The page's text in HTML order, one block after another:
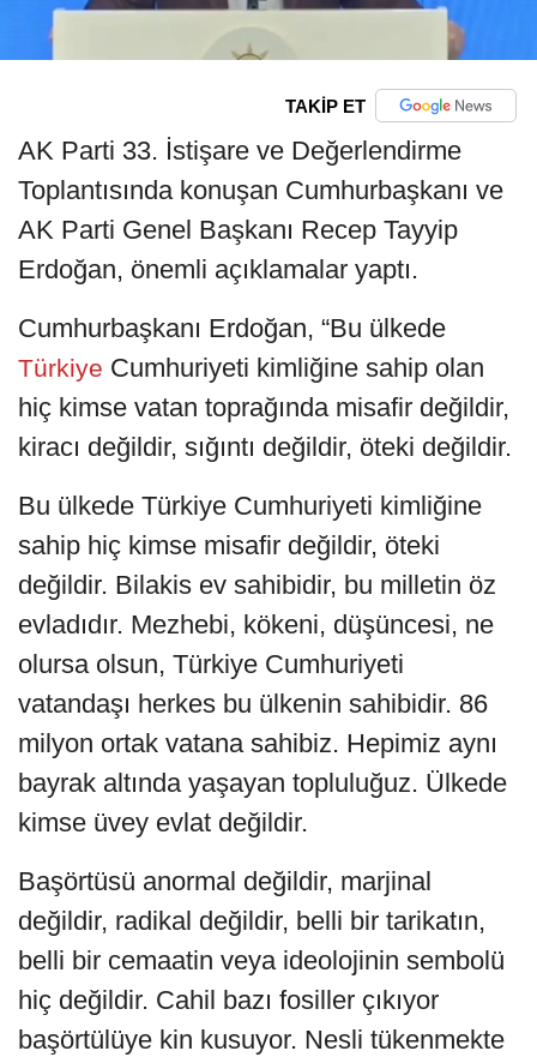
TAKİP ET
AK Parti 33. İstişare ve Değerlendirme
Toplantısında konuşan Cumhurbaşkanı ve
AK Parti Genel Başkanı Recep Tayyip
Erdoğan, önemli açıklamalar yaptı.
Cumhurbaşkanı Erdoğan, “Bu ülkede
Türkiye Cumhuriyeti kimliğine sahip olan
hiç kimse vatan toprağında misafir değildir,
kiracı değildir, sığıntı değildir, öteki değildir.
Bu ülkede Türkiye Cumhuriyeti kimliğine
sahip hiç kimse misafir değildir, öteki
değildir. Bilakis ev sahibidir, bu milletin öz
evladıdır. Mezhebi, kökeni, düşüncesi, ne
olursa olsun, Türkiye Cumhuriyeti
vatandaşı herkes bu ülkenin sahibidir. 86
milyon ortak vatana sahibiz. Hepimiz aynı
bayrak altında yaşayan topluluğuz. Ülkede
kimse üvey evlat değildir.
Başörtüsü anormal değildir, marjinal
değildir, radikal değildir, belli bir tarikatın,
belli bir cemaatin veya ideolojinin sembolü
hiç değildir. Cahil bazı fosiller çıkıyor
başörtülüye kin kusuyor. Nesli tükenmekte